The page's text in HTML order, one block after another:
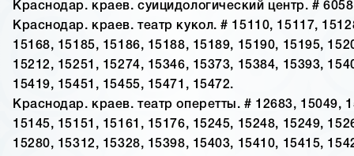
Краснодар. краев. суицидологический центр. #
Краснодар. краев. театр кукол. # 15110, 15117,
15168, 15185, 15186, 15188, 15189, 15190, 15195,
15212, 15251, 15274, 15346, 15373, 15384, 15393,
15419, 15451, 15455, 15471, 15472.
Краснодар. краев. театр оперетты. # 12683, 15049,
15145, 15151, 15161, 15176, 15245, 15248, 15249,
15280, 15312, 15328, 15398, 15403, 15410, 15415,